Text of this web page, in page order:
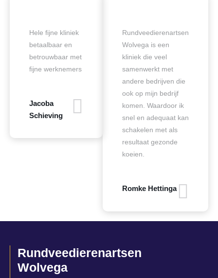
Hele fijne kliniek
betaalbaar en
betrouwbaar met
fijne werknemers
Jacoba
Schieving
Rundveedierenartsen
Wolvega is een
kliniek die veel
samenwerkt met
andere bedrijven die
ook op mijn bedrijf
komen. Waardoor ik
snel en adequaat kan
schakelen met als
resultaat gezonde
koeien.
Romke Hettinga
Rundveedierenartsen
Wolvega